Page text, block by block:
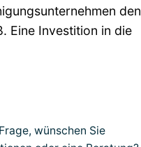
den
Eine Investition in die
wünschen Sie